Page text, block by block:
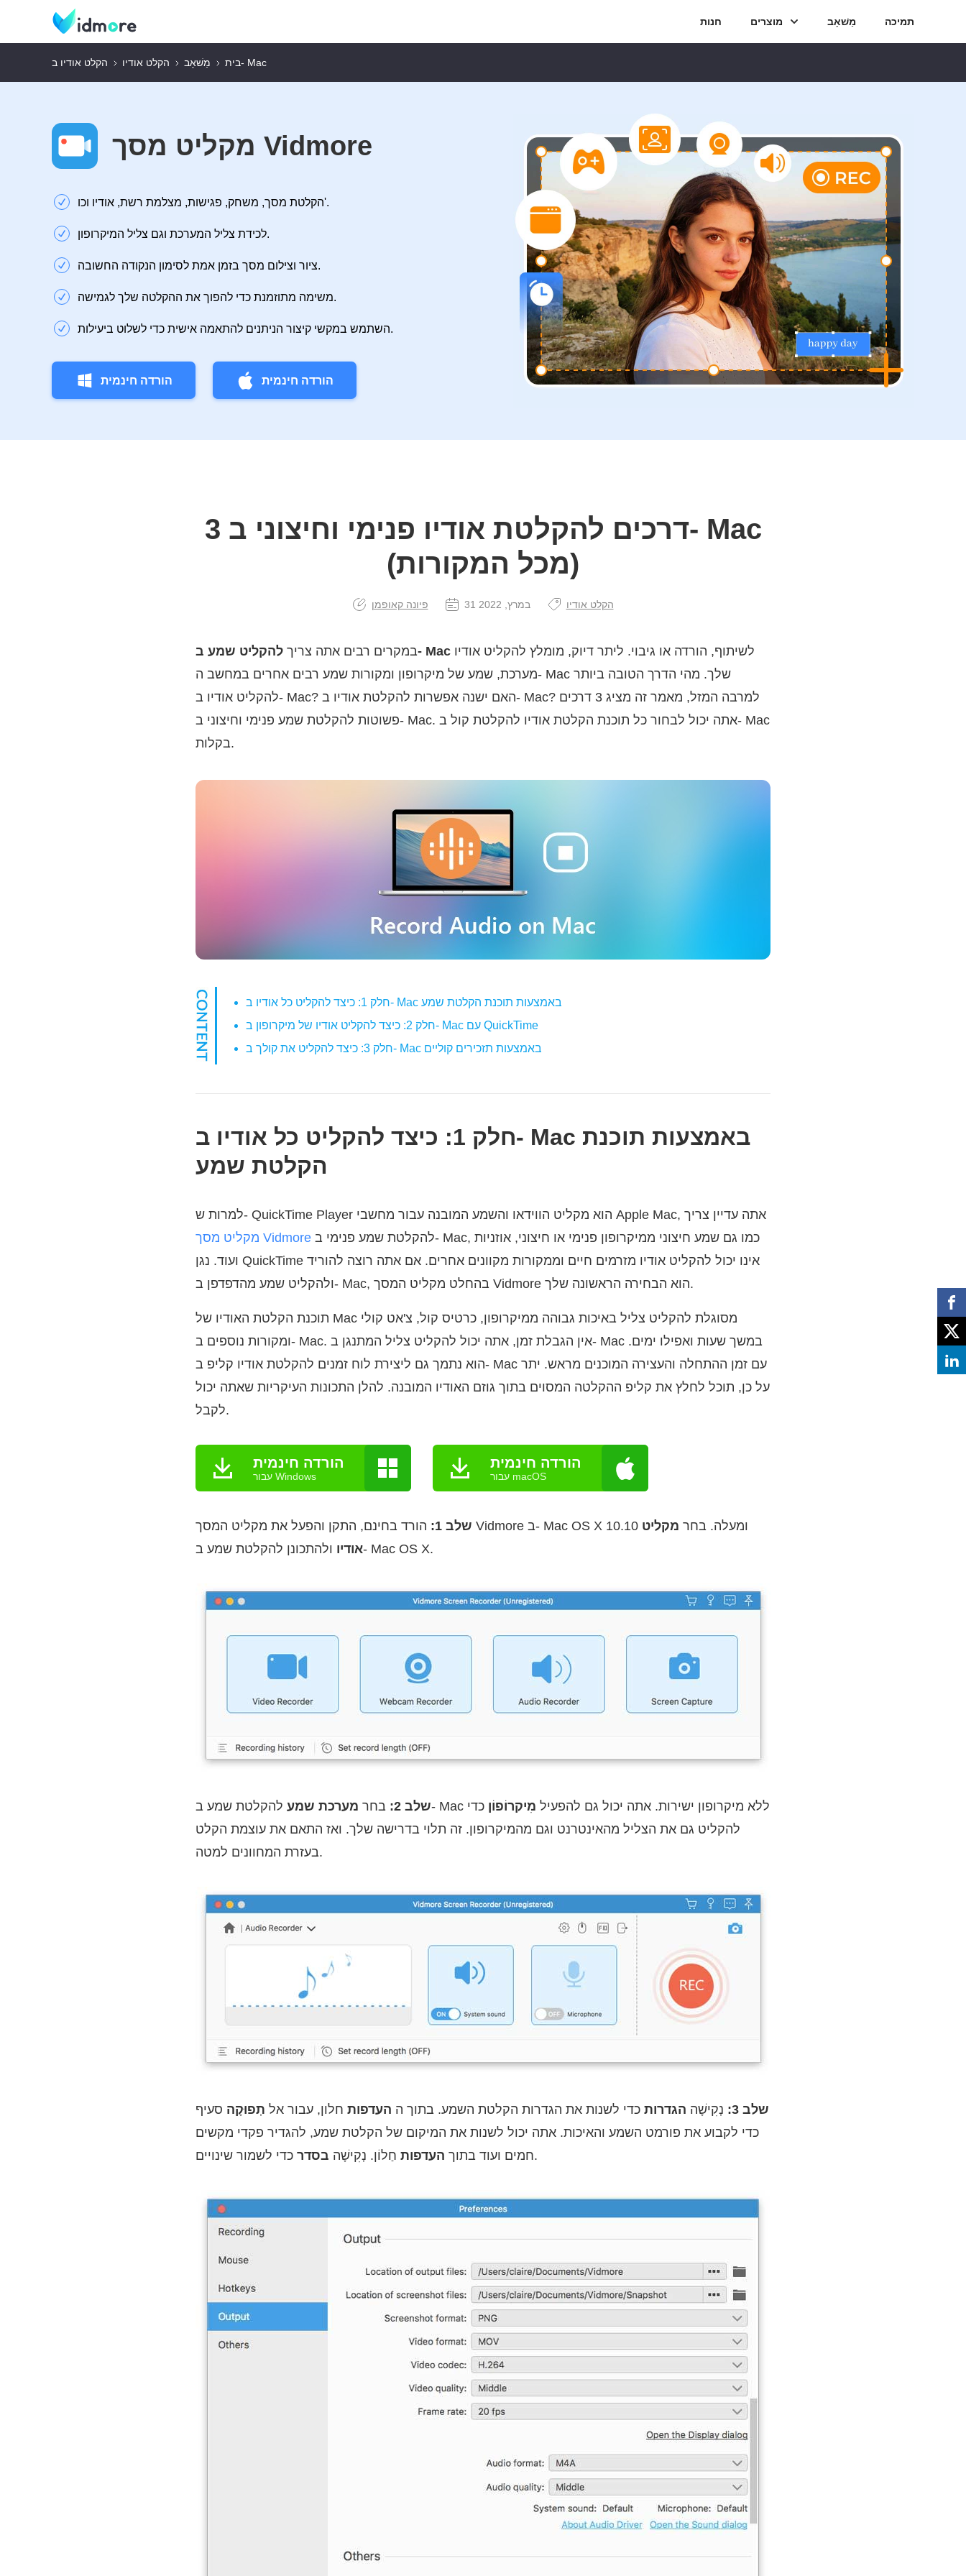
חנות מוצרים מַשׁאָב תמיכה
בית מַשׁאָב הקלט אודיו הקלט אודיו ב- Mac
מקליט מסך Vidmore
הקלטת מסך, משחק, פגישות, מצלמת רשת, אודיו וכו'.
לכידת צליל המערכת וגם צליל המיקרופון.
ציור וצילום מסך בזמן אמת לסימון הנקודה החשובה.
משימה מתוזמנת כדי להפוך את ההקלטה שלך לגמישה.
השתמש במקשי קיצור הניתנים להתאמה אישית כדי לשלוט ביעילות.
הורדה חינמית הורדה חינמית
3 דרכים להקלטת אודיו פנימי וחיצוני ב- Mac
(מכל המקורות)
פיונה קאופמן 31 במרץ, 2022 הקלט אודיו
במקרים רבים אתה צריךלהקליט שמע ב- Mac
מערכת, שמע של מיקרופון ומקורות שמע רבים אחרים במחשב ה- Mac שלך. מהי הדרך הטובה ביותר
להקליט אודיו ב- Mac? האם ישנה אפשרות להקלטת אודיו ב- Mac? למרבה המזל, מאמר זה מציג 3 דרכים
פשוטות להקלטת שמע פנימי וחיצוני ב- Mac. אתה יכול לבחור כל תוכנת הקלטת אודיו להקלטת קול ב- Mac
בקלות.
חלק 1: כיצד להקליט כל אודיו ב- Mac באמצעות תוכנת הקלטת שמע
חלק 2: כיצד להקליט אודיו של מיקרופון ב- Mac עם QuickTime
חלק 3: כיצד להקליט את קולך ב- Mac באמצעות תזכירים קוליים
חלק 1: כיצד להקליט כל אודיו ב- Mac באמצעות תוכנת
הקלטת שמע
למרות ש- QuickTime Player הוא מקליט הווידאו והשמע המובנה עבור מחשבי Apple Mac, אתה עדיין צריך
מקליט מסך Vidmore
ועוד. נגן QuickTime אינו יכול להקליט אודיו מזרמים חיים וממקורות מקוונים אחרים. אם אתה רוצה להוריד
ולהקליט שמע מהדפדפן ב- Mac, בהחלט מקליט המסך Vidmore הוא הבחירה הראשונה שלך.
תוכנת הקלטת האודיו של Mac מסוגלת להקליט צליל באיכות גבוהה ממיקרופון, כרטיס קול, צ'אט קולי
ומקורות נוספים ב- Mac. אין הגבלת זמן, אתה יכול להקליט צליל המתנגן ב- Mac במשך שעות ואפילו ימים.
הוא נתמך גם ליצירת לוח זמנים להקלטת אודיו קליפ ב- Mac עם זמן ההתחלה והעצירה המוכנים מראש. יתר
על כן, תוכל לחלץ את קליפ ההקלטה המסוים בתוך גוזם האודיו המובנה. להלן התכונות העיקריות שאתה יכול
לקבל.
הורדה חינמית
עבור Windows
הורדה חינמית
עבור macOS
שלב 1: הורד בחינם, התקן והפעל את מקליט המסך Vidmore ב- Mac OS X 10.10 ומעלה. בחר מקליט
אודיוולהתכונן להקלטת שמע ב- Mac OS X.
שלב 2: בחר מערכת שמע להקלטת שמע ב- Mac ללא מיקרופון ישירות. אתה יכול גם להפעיל מִיקרוֹפוֹן כדי
להקליט גם את הצליל מהאינטרנט וגם מהמיקרופון. זה תלוי בדרישה שלך. ואז התאם את עוצמת הקלט
בעזרת המחוונים למטה.
שלב 3: נְקִישָׁה הגדרות כדי לשנות את הגדרות הקלטת השמע. בתוך ה העדפות חלון, עבור אל תְפוּקָה סעיף
כדי לקבוע את פורמט השמע והאיכות. אתה יכול לשנות את המיקום של הקלטת שמע, להגדיר פקדי מקשים
חמים ועוד בתוך העדפות חַלוֹן. נְקִישָׁה בסדר כדי לשמור שינויים.